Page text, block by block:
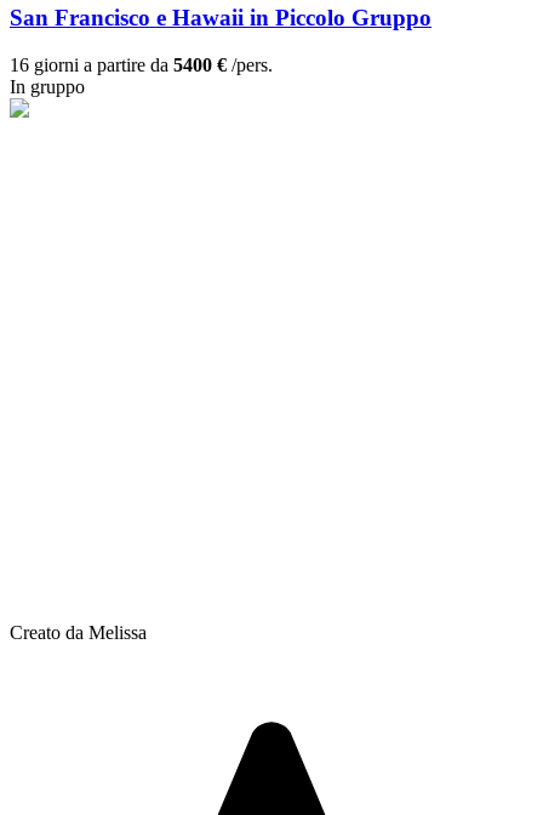
San Francisco e Hawaii in Piccolo Gruppo
16 giorni a partire da 5400 € /pers.
In gruppo
Creato da Melissa